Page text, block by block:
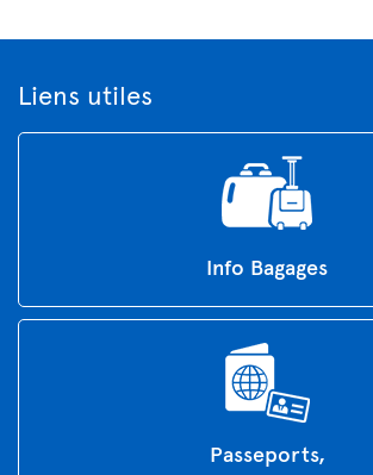
Liens utiles
Info Bagages
Passeports,